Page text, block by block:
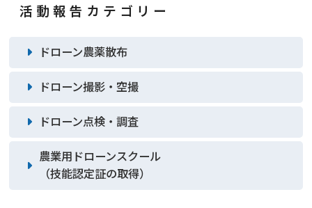
活動報告カテゴリー
ドローン農薬散布
ドローン撮影・空撮
ドローン点検・調査
農業用ドローンスクール
（技能認定証の取得）